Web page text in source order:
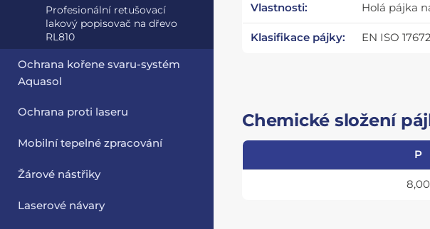
Profesionální retušovací
lakový popisovač na dřevo
RL810
Ochrana kořene svaru-systém
Aquasol
Ochrana proti laseru
Mobilní tepelné zpracování
Žárové nástřiky
Laserové návary
Vlastnosti: Holá pájka
Klasifikace pájky: EN ISO
Chemické složení
P
8,00